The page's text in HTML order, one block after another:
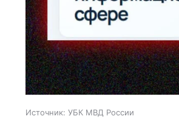
Источник: УБК МВД России